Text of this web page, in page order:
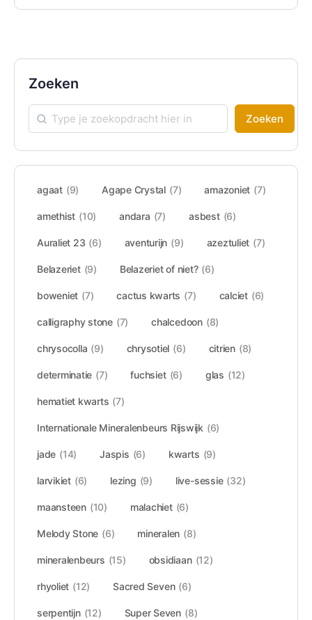
Zoeken
Zoeken
agaat (9) Agape Crystal (7) amazoniet (7)
amethist (10) andara (7) asbest (6)
Auraliet 23 (6) aventurijn (9) azeztuliet (7)
Belazeriet (9) Belazeriet of niet? (6)
boweniet (7) cactus kwarts (7) calciet (6)
calligraphy stone (7) chalcedoon (8)
chrysocolla (9) chrysotiel (6) citrien (8)
determinatie (7) fuchsiet (6) glas (12)
hematiet kwarts (7)
Internationale Mineralenbeurs Rijswijk (6)
jade (14) Jaspis (6) kwarts (9)
larvikiet (6) lezing (9) live-sessie (32)
maansteen (10) malachiet (6)
Melody Stone (6) mineralen (8)
mineralenbeurs (15) obsidiaan (12)
rhyoliet (12) Sacred Seven (6)
serpentijn (12) Super Seven (8)